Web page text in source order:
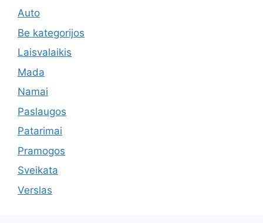
Auto
Be kategorijos
Laisvalaikis
Mada
Namai
Paslaugos
Patarimai
Pramogos
Sveikata
Verslas